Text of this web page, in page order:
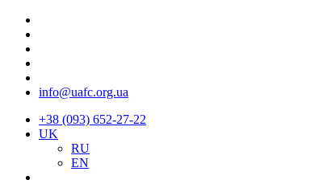
info@uafc.org.ua
+38 (093) 652-27-22
UK
RU
EN